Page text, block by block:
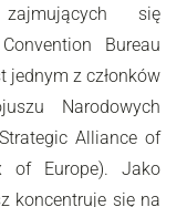
się
Bureau
jednym z członków
Narodowych
Alliance of
of Europe). Jako
koncentruje się na